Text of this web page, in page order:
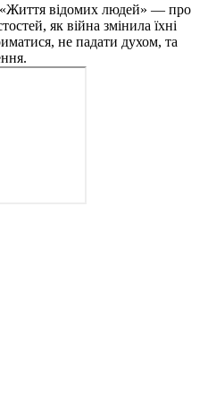
відомих людей» — про
як війна змінила їхні
не падати духом, та